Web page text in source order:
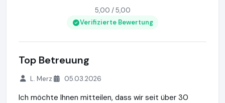
5,00 / 5,00
Verifizierte Bewertung
Top Betreuung
L. Merz 05.03.2026
Ich möchte Ihnen mitteilen, dass wir seit über 30